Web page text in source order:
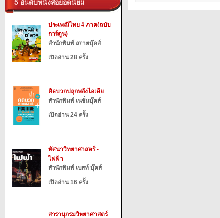
5 อันดับหนังสือยอดนิยม
ประเพณีไทย 4 ภาค(ฉบับ
การ์ตูน)
สำนักพิมพ์ สกายบุ๊คส์
เปิดอ่าน 28 ครั้ง
คิดบวกปลุกพลังไอเดีย
สำนักพิมพ์ เนชั่นบุ๊คส์
เปิดอ่าน 24 ครั้ง
ทัศนาวิทยาศาสตร์ -
ไฟฟ้า
สำนักพิมพ์ เบสท์ บุ๊คส์
เปิดอ่าน 16 ครั้ง
สารานุกรมวิทยาศาสตร์